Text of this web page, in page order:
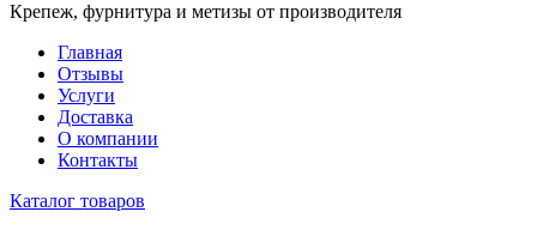
Крепеж, фурнитура и метизы от производителя
Главная
Отзывы
Услуги
Доставка
О компании
Контакты
Каталог товаров